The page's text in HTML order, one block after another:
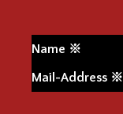
Name ※
Mail-Address ※